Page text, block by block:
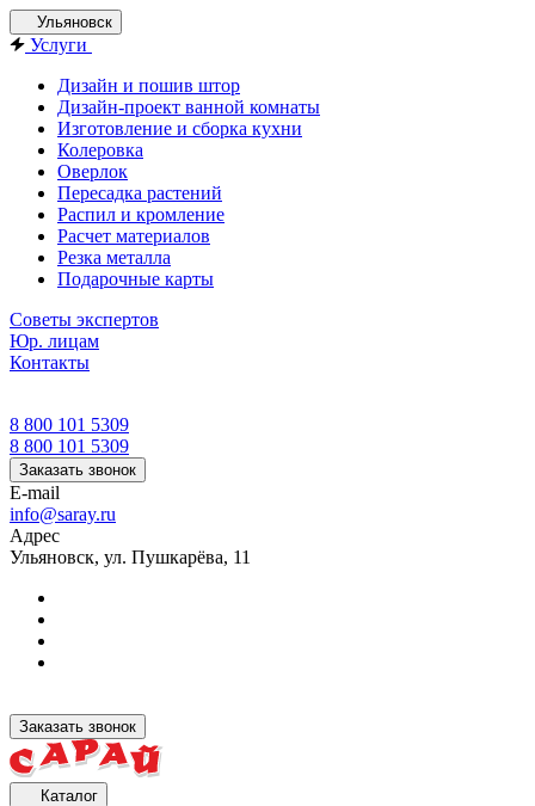
Ульяновск
Услуги
Дизайн и пошив штор
Дизайн-проект ванной комнаты
Изготовление и сборка кухни
Колеровка
Оверлок
Пересадка растений
Распил и кромление
Расчет материалов
Резка металла
Подарочные карты
Советы экспертов
Юр. лицам
Контакты
8 800 101 5309
8 800 101 5309
Заказать звонок
E-mail
info@saray.ru
Адрес
Ульяновск, ул. Пушкарёва, 11
Заказать звонок
Каталог